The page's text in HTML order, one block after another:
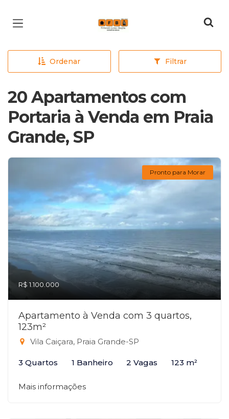
Página inicial
Ordenar Filtrar
20 Apartamentos com
Portaria à Venda em Praia
Grande, SP
Pronto para Morar
R$ 1.100.000
Apartamento à Venda com 3 quartos,
123m²
Vila Caiçara, Praia Grande-SP
3 Quartos 1 Banheiro 2 Vagas 123 m²
Mais informações